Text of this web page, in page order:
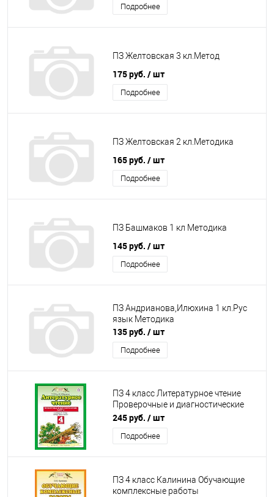
Подробнее
ПЗ Желтовская 3 кл.Метод
175 руб. / шт
Подробнее
ПЗ Желтовская 2 кл.Методика
165 руб. / шт
Подробнее
ПЗ Башмаков 1 кл Методика
145 руб. / шт
Подробнее
ПЗ Андрианова,Илюхина 1 кл.Рус
язык Методика
135 руб. / шт
Подробнее
ПЗ 4 класс Литературное чтение
Проверочные и диагностические
работы Кац
245 руб. / шт
Подробнее
ПЗ 4 класс Калинина Обучающие
комплексные работы